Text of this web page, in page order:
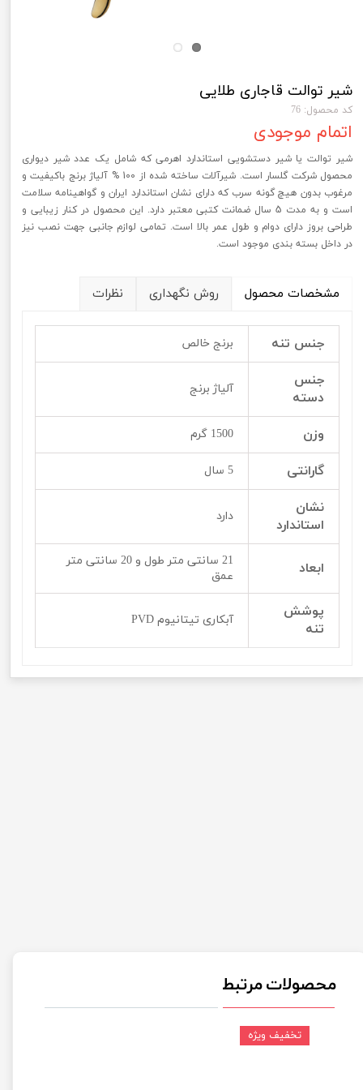
شیر توالت قاجاری طلایی
کد محصول: 76
اتمام موجودی
شیر توالت یا شیر دستشویی استاندارد اهرمی که شامل یک عدد شیر دیواری
محصول شرکت گلسار است. شیرآلات ساخته شده از 100 % آلیاژ برنج باکیفیت و
مرغوب بدون هیچ گونه سرب که دارای نشان استاندارد ایران و گواهینامه سلامت
است و به مدت 5 سال ضمانت کتبی معتبر دارد. این محصول در کنار زیبایی و
طراحی بروز دارای دوام و طول عمر بالا است. تمامی لوازم جانبی جهت نصب نیز
در داخل بسته بندی موجود است.
مشخصات محصول روش نگهداری نظرات
جنس تنه برنج خالص
جنس
دسته
آلیاژ برنج
وزن 1500 گرم
گارانتی 5 سال
نشان
استاندارد
دارد
ابعاد
21 سانتی متر طول و 20 سانتی متر
عمق
پوشش
تنه
آبکاری تیتانیوم PVD
محصولات مرتبط
تخفیف ویژه